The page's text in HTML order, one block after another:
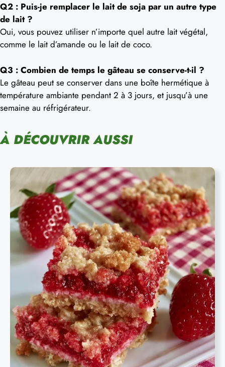
Q2 : Puis-je remplacer le lait de soja par un autre type
de lait ?
Oui, vous pouvez utiliser n’importe quel autre lait végétal,
comme le lait d’amande ou le lait de coco.
Q3 : Combien de temps le gâteau se conserve-t-il ?
Le gâteau peut se conserver dans une boîte hermétique à
température ambiante pendant 2 à 3 jours, et jusqu’à une
semaine au réfrigérateur.
À DÉCOUVRIR AUSSI